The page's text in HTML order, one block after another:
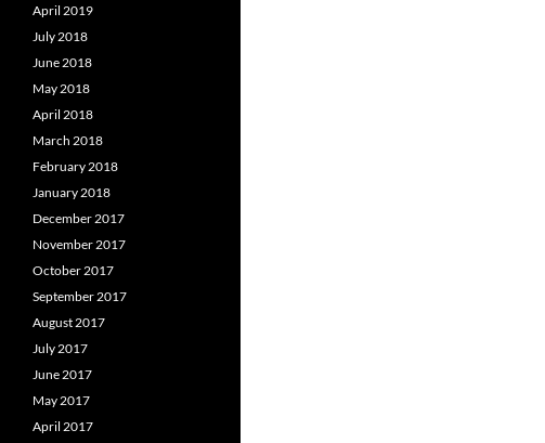
April 2019
July 2018
June 2018
May 2018
April 2018
March 2018
February 2018
January 2018
December 2017
November 2017
October 2017
September 2017
August 2017
July 2017
June 2017
May 2017
April 2017